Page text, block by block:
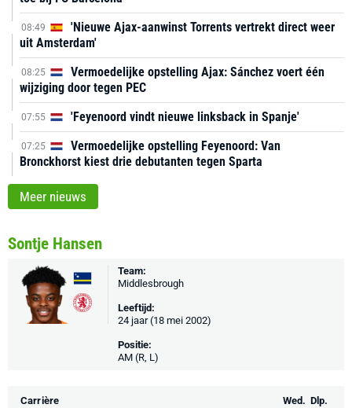
08:49
'Nieuwe Ajax-aanwinst Torrents vertrekt direct weer
uit Amsterdam'
08:25
Vermoedelijke opstelling Ajax: Sánchez voert één
wijziging door tegen PEC
07:55 'Feyenoord vindt nieuwe linksback in Spanje'
07:25
Vermoedelijke opstelling Feyenoord: Van
Bronckhorst kiest drie debutanten tegen Sparta
Meer nieuws
Sontje Hansen
Team:
Middlesbrough
Leeftijd:
24 jaar (18 mei 2002)
Positie:
AM (R, L)
Carrière Wed. Dlp.